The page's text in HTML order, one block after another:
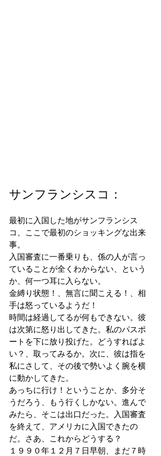
サンフランシスコ：
最初に入国した地がサンフランシス
コ、ここで最初のショッキングな出来
事。
入国審査に一番乗りも、係の人が言っ
ていることが全くわからない、という
か、何一つ耳に入らない。
金縛り状態！、無言に聞こえる！、相
手は怒っているようだ！
時間は経過してるが何もできない。彼
は次第に怒り出してきた。私のパスポ
ートを下に放り投げた。どうすればよ
い？、取ってみるか。次に、彼は指を
私にさして、その後で勢いよく腕を横
に動かしてきた。
あっちに行け！ということか、多分そ
うだろう、もう行くしかない。進んで
みたら、そこは出口だった。入国審査
を終えて、アメリカに入国できたの
だ。さあ、これからどうする？
１９９０年１２月７日早朝、まだ７時